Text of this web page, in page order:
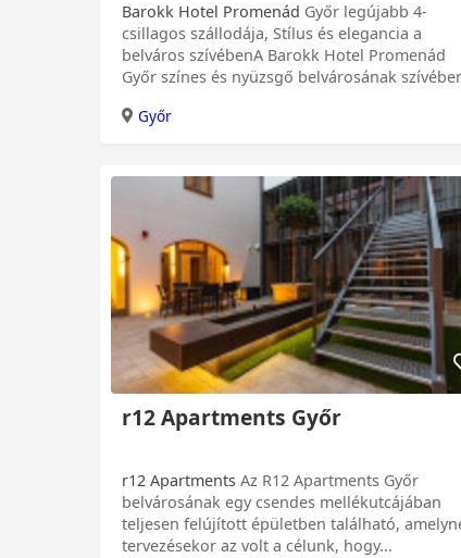
Barokk Hotel Promenád
csillagos szállodája, Stílus és elegancia a
belváros szívébenA Barokk Hotel Promenád
Győr színes és nyüzsgő belvárosának
Győr
r12 Apartments Győr
r12 Apartments
belvárosának egy csendes mellékutcájában
teljesen felújított épületben található,
tervezésekor az volt a célunk, hogy...